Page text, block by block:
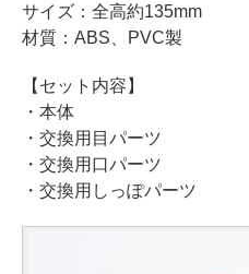
サイズ：全高約135mm
材質：ABS、PVC製
【セット内容】
・本体
・交換用目パーツ
・交換用口パーツ
・交換用しっぽパーツ